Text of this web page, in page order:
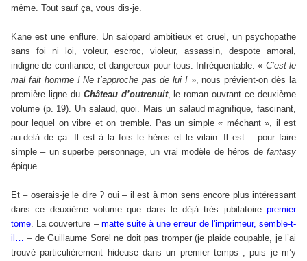
même. Tout sauf ça, vous dis-je.
Kane est une enflure. Un salopard ambitieux et cruel, un psychopathe
sans foi ni loi, voleur, escroc, violeur, assassin, despote amoral,
indigne de confiance, et dangereux pour tous. Infréquentable. « C’est le
mal fait homme ! Ne t’approche pas de lui !», nous prévient-on dès la
première ligne du Château d’outrenuit, le roman ouvrant ce deuxième
volume (p. 19). Un salaud, quoi. Mais un salaud magnifique, fascinant,
pour lequel on vibre et on tremble. Pas un simple « méchant », il est
au-delà de ça. Il est à la fois le héros et le vilain. Il est – pour faire
simple – un superbe personnage, un vrai modèle de héros de fantasy
épique.
Et – oserais-je le dire ? oui – il est à mon sens encore plus intéressant
dans ce deuxième volume que dans le déjà très jubilatoire premier
tome. La couverture – matte suite à une erreur de l'imprimeur, semble-t-
il… – de Guillaume Sorel ne doit pas tromper (je plaide coupable, je l’ai
trouvé particulièrement hideuse dans un premier temps ; puis je m’y